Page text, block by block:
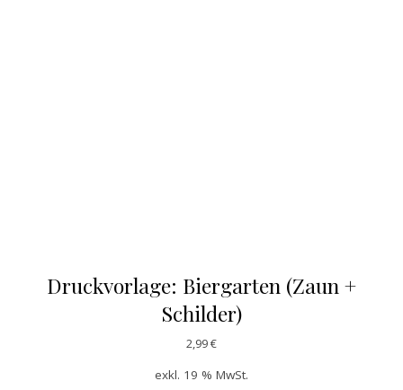
Druckvorlage: Biergarten (Zaun +
Schilder)
2,99€
exkl. 19 % MwSt.